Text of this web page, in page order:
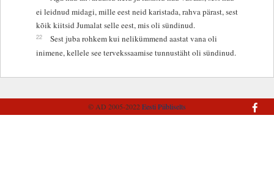
ei leidnud midagi, mille eest neid karistada, rahva pärast, sest
kõik kiitsid Jumalat selle eest, mis oli sündinud.
22
Sest juba rohkem kui nelikümmend aastat vana oli
inimene, kellele see tervekssaamise tunnustäht oli sündinud.
© AD 2005-2022Eesti Piibliselts